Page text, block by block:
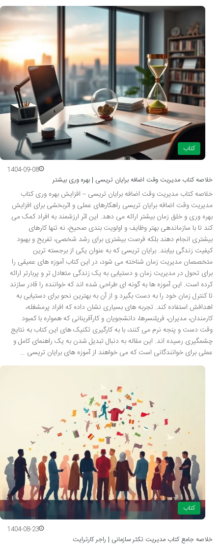
کتاب
1404-09-08
خلاصه کتاب مدیریت وقت اضافه برایان تریسی | بهره وری بیشتر
خلاصه کتاب مدیریت وقت اضافه برایان تریسی – افزایش بهره وری کتاب
مدیریت وقت اضافه برایان تریسی راهکارهای عملی و اثربخشی برای افزایش
بهره وری و خلق زمان بیشتر ارائه می دهد. این اثر ارزشمند به افراد کمک می
کند تا با سازماندهی بهتر وظایف و اولویت بندی صحیح، نه تنها کارهای
بیشتری انجام دهند بلکه فرصت بیشتری برای رشد شخصی، تفریح و بهبود
کیفیت زندگی بیابند. برایان تریسی که به عنوان یکی از برجسته ترین
متخصصان مدیریت زمان شناخته می شود، در این کتاب آموزه های عمیقی را
برای تحول در مدیریت زمان و دستیابی به یک زندگی متعادل تر و پربارتر ارائه
کرده است. این آموزه ها به گونه ای طراحی شده اند که خواننده را قادر سازند
تا کنترل زمان خود را به دست بگیرد و از آن به بهترین نحو برای دستیابی به
اهدافش استفاده کند. تجربه های بسیاری نشان داده که افراد پرمشغله،
کارمندان، مدیران، فریلنسرها، دانشجویان و کارآفرینانی که همواره با کمبود
وقت دست و پنجه نرم می کنند، با به کارگیری تکنیک های این کتاب به نتایج
چشمگیری رسیده اند. این مقاله به دنبال تبدیل شدن به یک راهنمای کامل و
عملی برای خوانندگانی است که می خواهند از آموزه های برایان تریسی …
کتاب
1404-08-23
خلاصه جامع کتاب مدیریت تکثر سازمانی | راجر کارترایت